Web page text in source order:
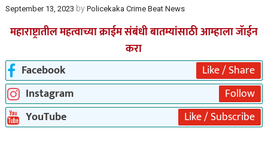
September 13, 2023 by Policekaka Crime Beat News
महाराष्ट्रातील महत्वाच्या क्राईम संबंधी बातम्यांसाठी आम्हाला जॅाईन
करा
Facebook
Like / Share
Instagram
Follow
YouTube
Like / Subscribe